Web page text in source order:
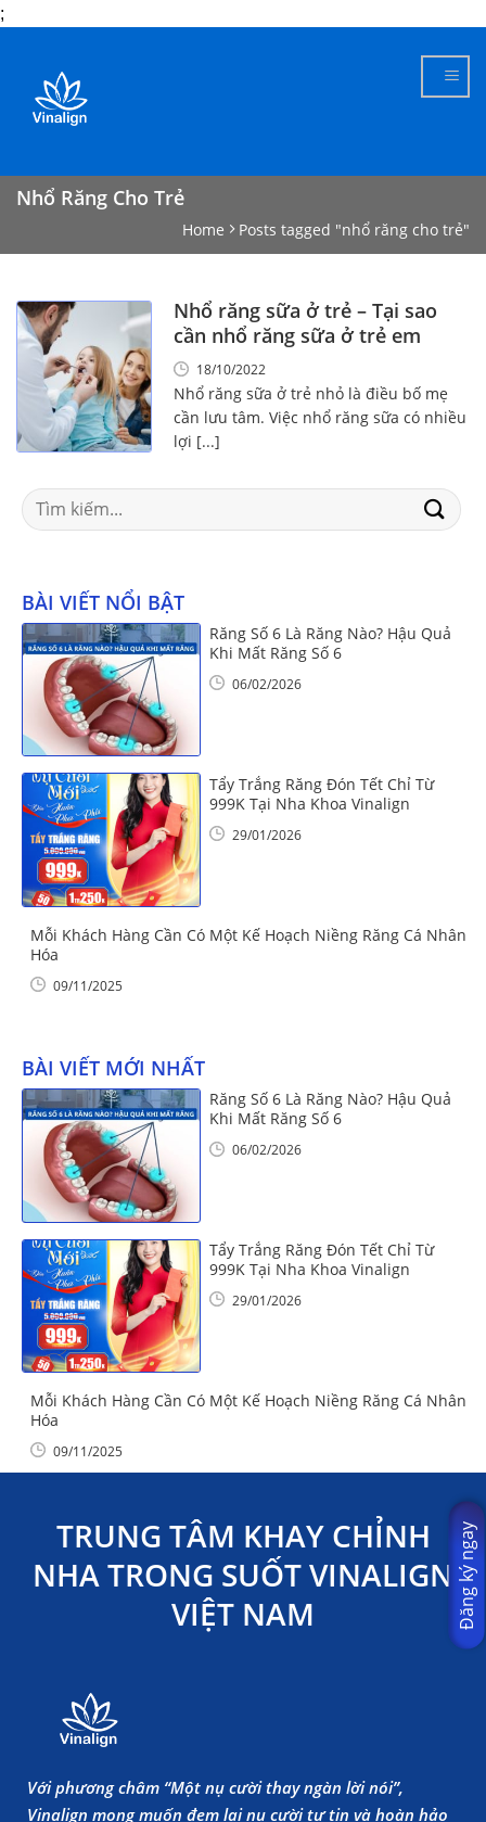
;
content
Nhổ Răng Cho Trẻ
Home Posts tagged "nhổ răng cho trẻ"
Nhổ răng sữa ở trẻ – Tại sao
cần nhổ răng sữa ở trẻ em
18/10/2022
Nhổ răng sữa ở trẻ nhỏ là điều bố mẹ
cần lưu tâm. Việc nhổ răng sữa có nhiều
lợi [...]
Search
for:
BÀI VIẾT NỔI BẬT
Răng Số 6 Là Răng Nào? Hậu Quả
Khi Mất Răng Số 6
06/02/2026
Tẩy Trắng Răng Đón Tết Chỉ Từ
999K Tại Nha Khoa Vinalign
29/01/2026
Mỗi Khách Hàng Cần Có Một Kế Hoạch Niềng Răng Cá Nhân
Hóa
09/11/2025
BÀI VIẾT MỚI NHẤT
Răng Số 6 Là Răng Nào? Hậu Quả
Khi Mất Răng Số 6
06/02/2026
Tẩy Trắng Răng Đón Tết Chỉ Từ
999K Tại Nha Khoa Vinalign
29/01/2026
Mỗi Khách Hàng Cần Có Một Kế Hoạch Niềng Răng Cá Nhân
Hóa
09/11/2025
TRUNG TÂM KHAY CHỈNH
NHA TRONG SUỐT VINALIGN
VIỆT NAM
Với phương châm “Một nụ cười thay ngàn lời nói”,
Vinalign mong muốn đem lại nụ cười tự tin và hoàn hảo
Đăng ký ngay